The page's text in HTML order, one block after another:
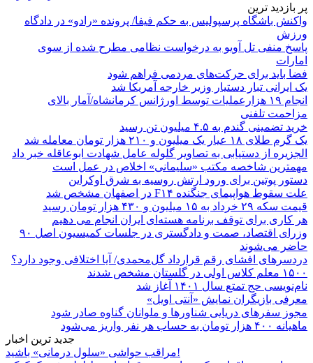
پر بازدید ترین
واکنش باشگاه پرسپولیس به حکم فیفا/ پرونده «رادو» در دادگاه
ورزش
پاسخ منفی تل آویو به درخواست نظامی مطرح شده از سوی
امارات
فضا باید برای حرکت‌های مردمی فراهم شود
یک ایرانی تبار دستیار وزیر خارجه آمریکا شد
انجام ۱۹ هزارعملیات توسط اورژانس کرمانشاه/آمار بالای
مزاحمت تلفنی
خرید تضمینی گندم به ۴.۵ میلیون تن رسید
یک گرم طلای ۱۸ عیار یک میلیون و ۲۱۰ هزار تومان معامله شد
الجزیره از دستیابی به تصاویر گلوله عامل شهادت ابوعاقله خبر داد
مهمترین شاخصه مکتب «سلیمانی» اخلاص در عمل است
دستور پوتین برای ورود ارتش روسیه به شرق اوکراین
علت سقوط هواپیمای جنگنده F۱۴ در اصفهان مشخص شد
قیمت سکه ۲۹ خرداد به ۱۵ میلیون و ۴۳۰ هزار تومان رسید
هر کاری برای توقف برنامه هسته‌ای ایران انجام می دهیم
وزرای اقتصاد، صمت و دادگستری در جلسات کمیسیون اصل ۹۰
حاضر می‌شوند
دردسرهای افشای رقم قرارداد گل‌محمدی/ آیا اختلافی وجود دارد؟
۱۵۰۰ معلم کلاس اولی در گلستان مشخص شدند
نام‌نویسی حج تمتع سال ۱۴۰۱ آغاز شد
معرفی بازیگران نمایش «آنتی اویل»
مجوز سفرهای دریایی شناورها و ملوانان گناوه صادر شود
ماهیانه ۴۰۰ هزار تومان به حساب هر نفر واریز می‌شود
جدید ترین اخبار
مراقب حواشی «سلول درمانی» باشید!